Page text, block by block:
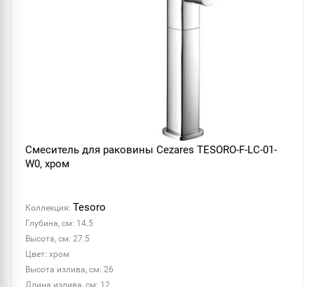
Смеситель для раковины Cezares TESORO-F-LC-01-
W0, хром
Коллекция: Tesoro
Глубина, см: 14.5
Высота, см: 27.5
Цвет: хром
Высота излива, см: 26
Длина излива, см: 12